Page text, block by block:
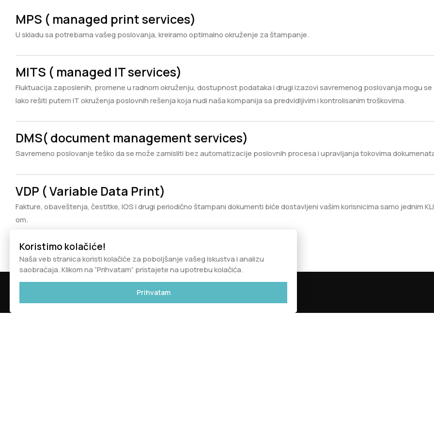
MPS ( managed print services)
U skladu sa potrebama vašeg poslovanja, kreiramo optimalno okruženje za štampanje.
MITS ( managed IT services)
Fluktuacija zaposlenih, promene u radnom okruženju, dostupnost podataka i drugi izazovi savremenog poslovanja mogu se
lako rešiti putem IT okruženja poslovnih rešenja koja nudi naša kompanija sa predvidljivim i kontrolisanim troškovima.
DMS( document management services)
Savremeno poslovanje teško da se može zamisliti bez automatizacije poslovnih procesa i upravljanja tokovima
VDP ( Variable Data Print)
Fakture, obaveštenja, čestitke, IOS i drugi periodično štampani dokumenti biće dostavljeni vašim korisnicima samo jednim
om.
Koristimo kolačiće!
Naša veb stranica koristi kolačiće za poboljšanje vašeg iskustva i analizu
saobraćaja. Klikom na “Prihvatam” pristajete na upotrebu kolačića.
Prihvatam